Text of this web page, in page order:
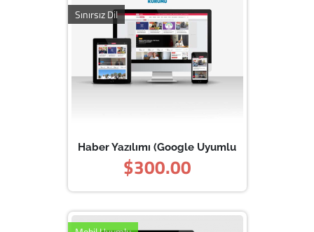
Sınırsız Dil
Haber Yazılımı (Google Uyumlu
$300.00